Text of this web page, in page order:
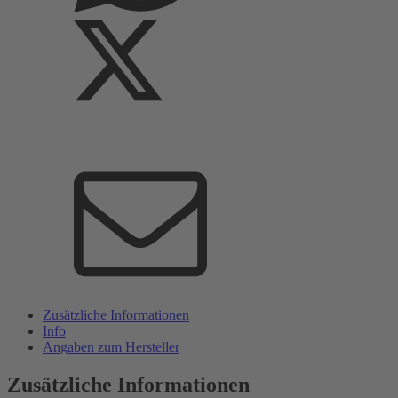
Zusätzliche Informationen
Info
Angaben zum Hersteller
Zusätzliche Informationen